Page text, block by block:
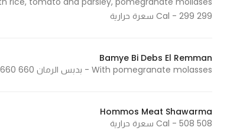
299 Cal - 299 سعرة حرارية
Bamye Bi Debs El Remman
With pomegranate molasses - بدبس الرمان 660 Cal - 660 سعرة حرارية
Hommos Meat Shawarma
508 Cal - 508 سعرة حرارية
Experience
to perform
during your
visit. If you